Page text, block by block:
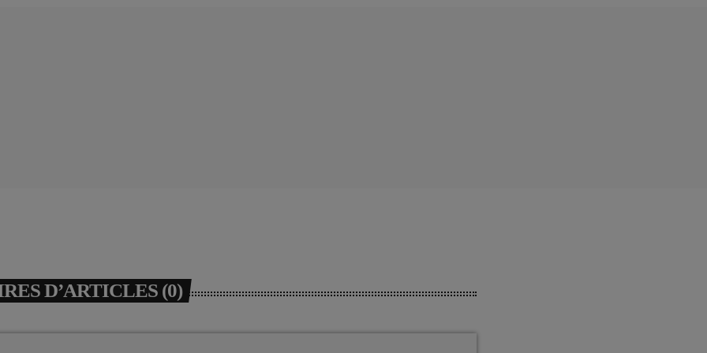
D’ARTICLES (0)